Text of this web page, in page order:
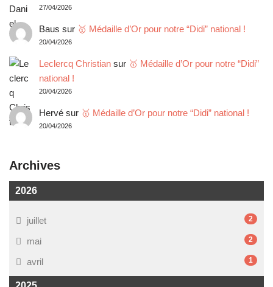
27/04/2026
Baus sur 🥇 Médaille d’Or pour notre “Didi” national !
20/04/2026
Leclercq Christiansur 🥇 Médaille d’Or pour notre “Didi”
national !
20/04/2026
Hervésur 🥇 Médaille d’Or pour notre “Didi” national !
20/04/2026
Archives
2026
juillet 2
mai 2
avril 1